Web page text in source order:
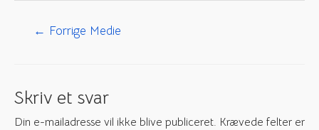
Indlægsnavigation
← Forrige Medie
Skriv et svar
Din e-mailadresse vil ikke blive publiceret. Krævede felter er